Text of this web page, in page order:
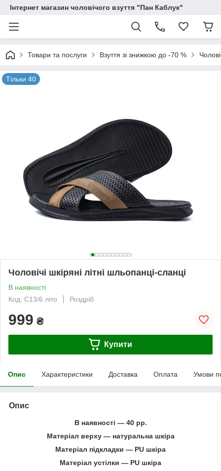
Інтернет магазин чоловічого взуття "Пан Каблук"
Товари та послуги Взуття зі знижкою до -70 %
Тільки 40
Чоловічі шкіряні літні шльопанці-сланці
В наявності
Код: С13/6 літо
Роздріб
999 ₴
Купити
Опис Характеристики Доставка Оплата Умови
Опис
В наявності ― 40 рр.
Матеріал верху ― натуральна шкіра
Матеріал підкладки ― PU шкіра
Матеріал устілки ― PU шкіра